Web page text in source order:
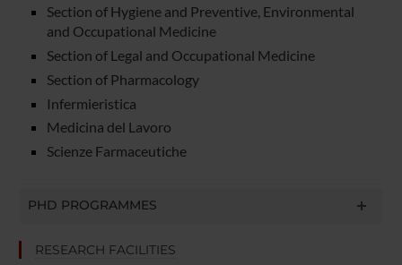
Section of Hygiene and Preventive, Environmental
and Occupational Medicine
Section of Legal and Occupational Medicine
Section of Pharmacology
Infermieristica
Medicina del Lavoro
Scienze Farmaceutiche
PHD PROGRAMMES
RESEARCH FACILITIES